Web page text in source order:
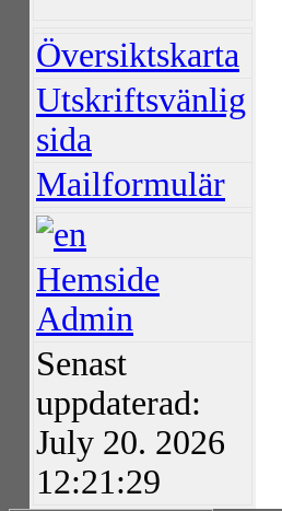
Översiktskarta
Utskriftsvänlig
sida
Mailformulär
Hemside
Admin
Senast
uppdaterad:
July 20. 2026
12:21:29